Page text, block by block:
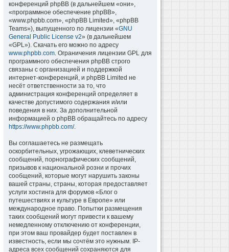
конференций phpBB (в дальнейшем «они»,
«программное обеспечение phpBB»,
«www.phpbb.com», «phpBB Limited», «phpBB
Teams»), выпущенного по лицензии «GNU
General Public License v2» (в дальнейшем
«GPL»). Скачать его можно по адресу
www.phpbb.com. Ограничения лицензии GPL для
программного обеспечения phpBB строго
связаны с организацией и поддержкой
интернет-конференций, и phpBB Limited не
несёт ответственности за то, что
администрация конференций определяет в
качестве допустимого содержания и/или
поведения в них. За дополнительной
информацией о phpBB обращайтесь по адресу
https://www.phpbb.com/.
Вы соглашаетесь не размещать
оскорбительных, угрожающих, клеветнических
сообщений, порнографических сообщений,
призывов к национальной розни и прочих
сообщений, которые могут нарушить законы
вашей страны, страны, которая предоставляет
услуги хостинга для форумов «Блог о
путешествиях и культуре в Европе» или
международное право. Попытки размещения
таких сообщений могут привести к вашему
немедленному отключению от конференции,
при этом ваш провайдер будет поставлен в
известность, если мы сочтём это нужным. IP-
адреса всех сообщений сохраняются для